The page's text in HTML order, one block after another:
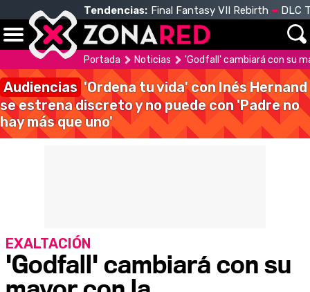
Tendencias: Final Fantasy VII Rebirth DLC
Portada Noticias 'Godfall' cambiará con su
Audiencias 'Ordena tu vida' con Inés Hernand
se estrena discreto y no puede con 'Padre no
hay más que uno'
'Godfall' cambiará con su
EXALTACIÓN